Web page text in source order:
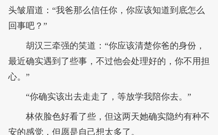
头皱眉道：“我爸那么信任你，你应该知道到底怎么
回事吧？”
胡汉三牵强的笑道：“你应该清楚你爸的身份，
最近确实遇到了些事，不过他会处理好的，你不用担
心。”
“你确实该出去走走了，等放学我陪你去。”
林依脸色好看了些，但这两天她确实隐约有种不
安的感觉，但愿是自己想太多了。